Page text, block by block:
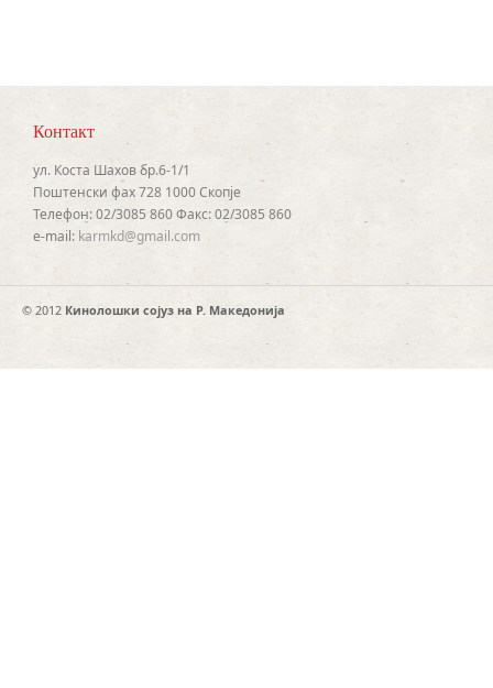
Контакт
ул. Коста Шахов бр.6-1/1
Поштенски фах 728 1000 Скопје
Телефон: 02/3085 860 Факс: 02/3085 860
e-mail: karmkd@gmail.com
© 2012 Кинолошки сојуз на Р. Македонија